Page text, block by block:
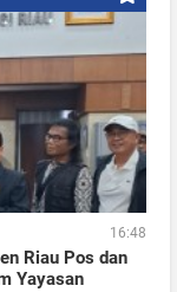
16:48
Riau Pos dan
Yayasan